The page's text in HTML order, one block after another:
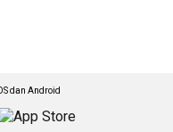
dan Android